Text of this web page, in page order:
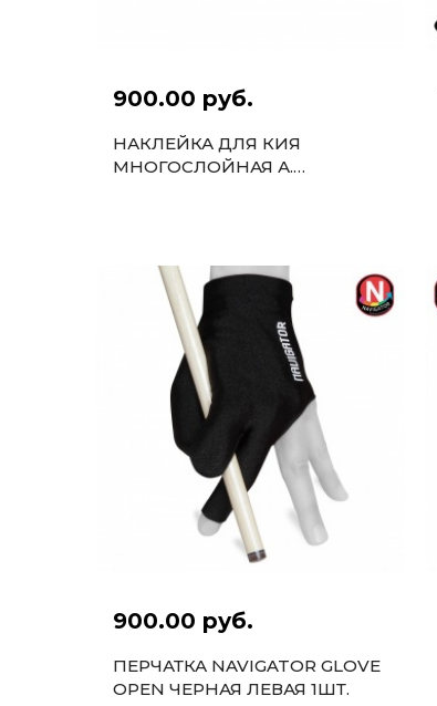
900.00 руб.
НАКЛЕЙКА ДЛЯ КИЯ
МНОГОСЛОЙНАЯ А.
900.00 руб.
ПЕРЧАТКА NAVIGATOR GLOVE
OPEN ЧЕРНАЯ ЛЕВАЯ 1ШТ.